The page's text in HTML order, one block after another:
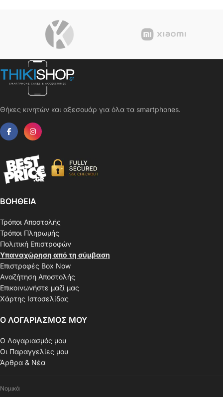
Θήκες κινητών και αξεσουάρ για όλα τα smartphones.
ΒΟΗΘΕΙΑ
Τρόποι Αποστολής
Τρόποι Πληρωμής
Πολιτική Επιστροφών
Υπαναχώρηση από τη σύμβαση
Επιστροφές Box Now
Αναζήτηση Αποστολής
Επικοινωνήστε μαζί μας
Χάρτης Ιστοσελίδας
Ο ΛΟΓΑΡΙΑΣΜΟΣ ΜΟΥ
Ο Λογαριασμός μου
Οι Παραγγελίες μου
Άρθρα & Νέα
Νομικά